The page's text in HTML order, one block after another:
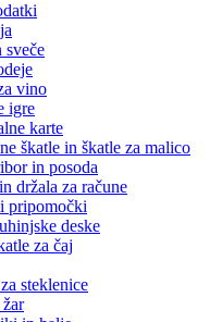
sveče
vino
igre
karte
škatle in škatle za malico
in posoda
držala za račune
pripomočki
deske
za čaj
steklenice